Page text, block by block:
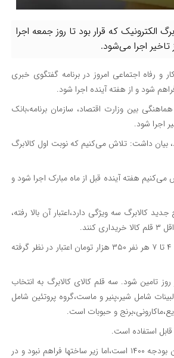
که قرار بود تا روز جمعه اجرا
اجرا می‌شود.
رفاه اجتماعی امروز در برنامه گفتگوی خبری
شود و از هفته آینده اجرا شود.
اجرا می‌شود،‌گفت: هنوز هماهنگی بین وزارت اقتصاد، سازمان برنامه،‌بانک
اجرا شود.
بیان داشت: تلاش می‌کنیم که نوبت اول کالابرگ
می‌کنیم هفته آینده قبل از ماه مبارک اجرا شود و
کالابرگ سه ویژگی دارد،‌اعتبار آن بالا رفته،‌
به گفته وی،‌برای سه دهک اول تا سوم هر نفر ماهانه ۵۰۰ هزار تومان و برای دهک ۴ تا ۷ هر نفر ۳۵۰ هزار تومان اعتبار در نظر گرفته
کالابرگ طوری است که برای هر فرد حداقل ۲۱۰۰ کالری در روز تامین شود. سه قلم کالای کالابرگ به انتخاب
گروه لبینات شامل شیر،‌پنیر و ماست،‌گروه پروتئین شامل
و حبوبات است.
علی بابایی کارنامی رئیس کمیسیون اجتماعی نیز گفت: ریشه طرح کالابرگ در قانون بودجه ۱۴۰۰ است،‌اما زیر ساختها فراهم نبود و در